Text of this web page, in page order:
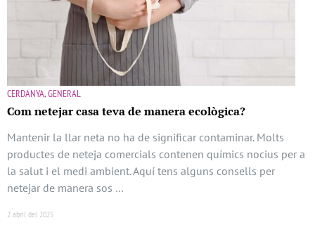
CERDANYA, GENERAL
Com netejar casa teva de manera ecològica?
Mantenir la llar neta no ha de significar contaminar. Molts
productes de neteja comercials contenen químics nocius per a
la salut i el medi ambient. Aquí tens alguns consells per
netejar de manera sos …
2 abril del 2025